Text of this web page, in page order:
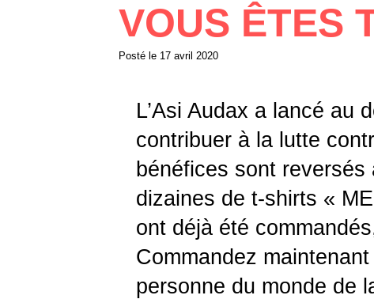
VOUS ÊTES
Posté le 17 avril 2020
L’Asi Audax a lancé au
contribuer à la lutte
bénéfices sont
dizaines de t-shirts «
ont déjà été
Commandez
personne du monde de